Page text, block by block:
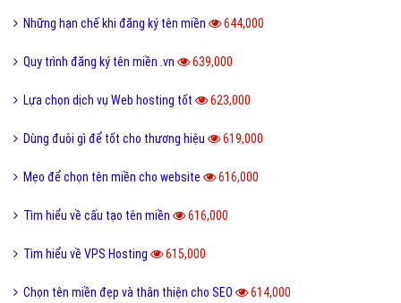
Những hạn chế khi đăng ký tên miền 644,000
Quy trình đăng ký tên miền .vn 639,000
Lựa chọn dịch vụ Web hosting tốt 623,000
Dùng đuôi gì để tốt cho thương hiệu 619,000
Mẹo để chọn tên miền cho website 616,000
Tìm hiểu về cấu tạo tên miền 616,000
Tìm hiểu về VPS Hosting 615,000
Chọn tên miền đẹp và thân thiện cho SEO 614,000